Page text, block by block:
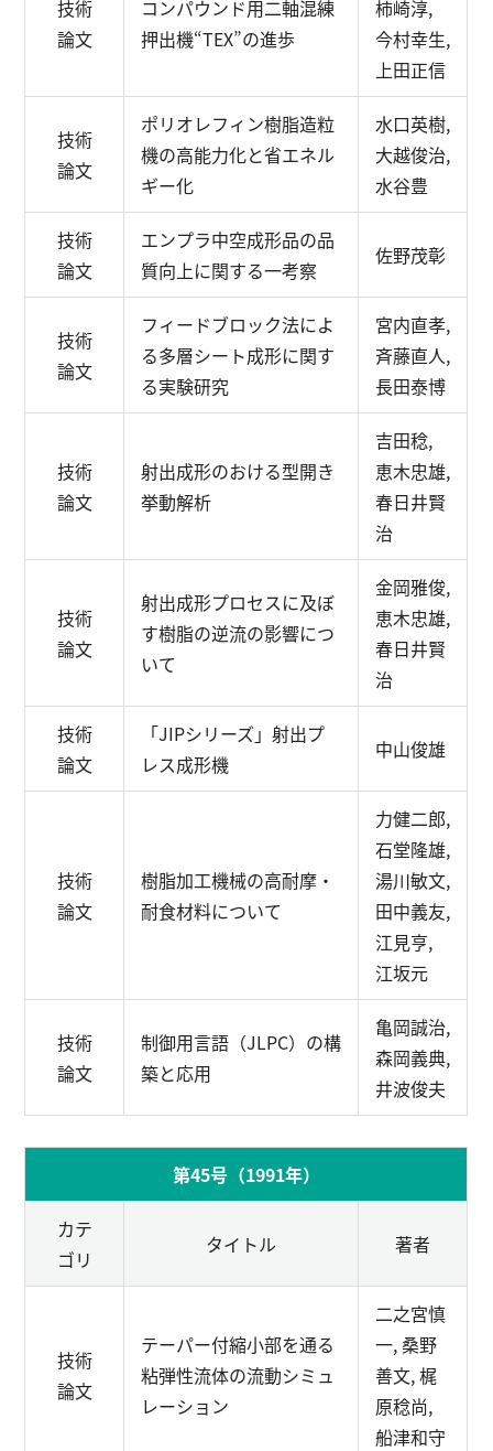
技術
論文
コンパウンド用二軸混練
押出機“TEX”の進歩
柿崎淳,
今村幸生,
上田正信
技術
論文
ポリオレフィン樹脂造粒
機の高能力化と省エネル
ギー化
水口英樹,
大越俊治,
水谷豊
技術
論文
エンプラ中空成形品の品
質向上に関する一考察
佐野茂彰
技術
論文
フィードブロック法によ
る多層シート成形に関す
る実験研究
宮内直孝,
斉藤直人,
長田泰博
技術
論文
射出成形のおける型開き
挙動解析
吉田稔,
恵木忠雄,
春日井賢
治
技術
論文
射出成形プロセスに及ぼ
す樹脂の逆流の影響につ
いて
金岡雅俊,
恵木忠雄,
春日井賢
治
技術
論文
「JIPシリーズ」射出プ
レス成形機
中山俊雄
技術
論文
樹脂加工機械の高耐摩・
耐食材料について
力健二郎,
石堂隆雄,
湯川敏文,
田中義友,
江見亨,
江坂元
技術
論文
制御用言語（JLPC）の構
築と応用
亀岡誠治,
森岡義典,
井波俊夫
第45号（1991年）
カテ
ゴリ
タイトル 著者
技術
論文
テーパー付縮小部を通る
粘弾性流体の流動シミュ
レーション
二之宮慎
一, 桑野
善文, 梶
原稔尚,
船津和守